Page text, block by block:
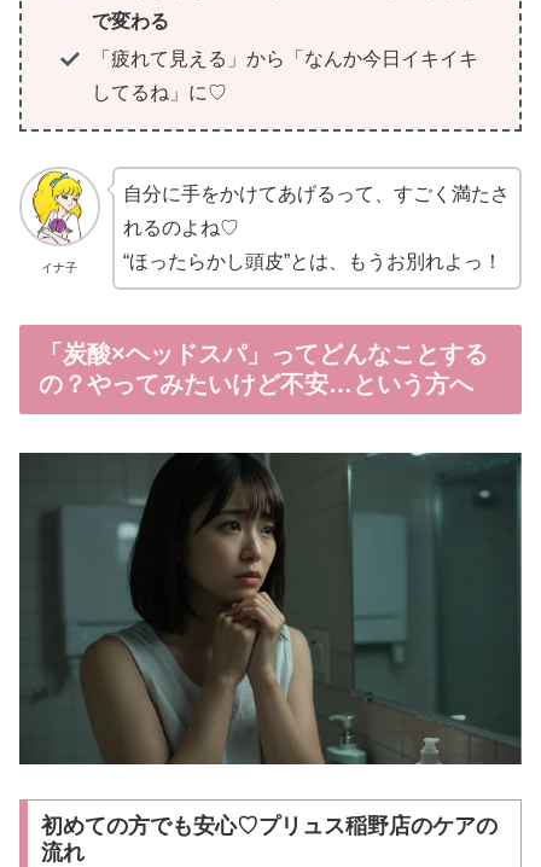
で変わる
「疲れて見える」から「なんか今日イキイキ
してるね」に♡
イナ子
自分に手をかけてあげるって、すごく満たさ
れるのよね♡
“ほったらかし頭皮”とは、もうお別れよっ！
「炭酸×ヘッドスパ」ってどんなことする
の？やってみたいけど不安…という方へ
初めての方でも安心♡プリュス稲野店のケアの
流れ